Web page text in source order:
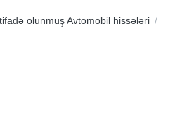
olunmuş Avtomobil hissələri